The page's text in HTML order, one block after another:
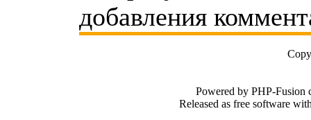
добавления
Powered by PHP-
Released as free software